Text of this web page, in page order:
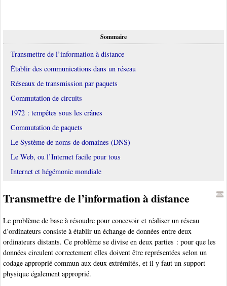
Sommaire
Transmettre de l’information à distance
Établir des communications dans un réseau
Réseaux de transmission par paquets
Commutation de circuits
1972 : tempêtes sous les crânes
Commutation de paquets
Le Système de noms de domaines (DNS)
Le Web, ou l’Internet facile pour tous
Internet et hégémonie mondiale
Transmettre de l’information à distance
Le problème de base à résoudre pour concevoir et réaliser un réseau
d’ordinateurs consiste à établir un échange de données entre deux
ordinateurs distants. Ce problème se divise en deux parties : pour que les
données circulent correctement elles doivent être représentées selon un
codage approprié commun aux deux extrémités, et il y faut un support
physique également approprié.